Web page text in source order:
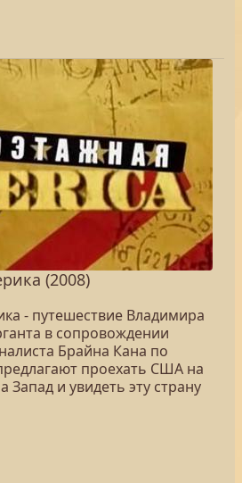
(2008)
- путешествие Владимира
в сопровождении
Брайна Кана по
проехать США на
Запад и увидеть эту страну